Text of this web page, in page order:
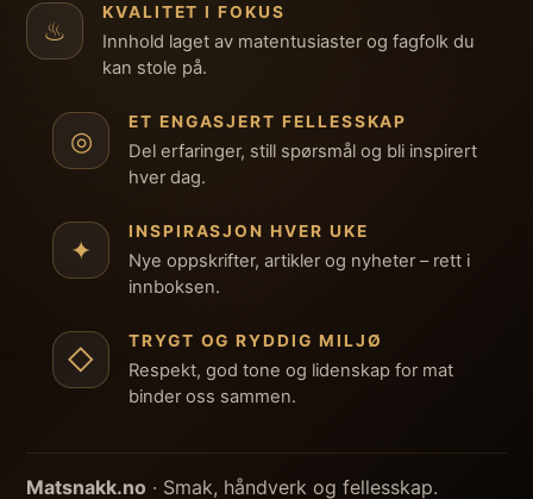
♨
KVALITET I FOKUS
Innhold laget av matentusiaster og fagfolk du
kan stole på.
◎
ET ENGASJERT FELLESSKAP
Del erfaringer, still spørsmål og bli inspirert
hver dag.
✦
INSPIRASJON HVER UKE
Nye oppskrifter, artikler og nyheter – rett i
innboksen.
◇
TRYGT OG RYDDIG MILJØ
Respekt, god tone og lidenskap for mat
binder oss sammen.
Matsnakk.no · Smak, håndverk og fellesskap.